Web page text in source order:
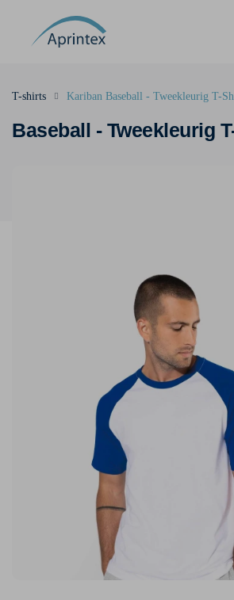
Baseball - Tweekleurig
T-shirts Kariban Baseball - Tweekleurig T-